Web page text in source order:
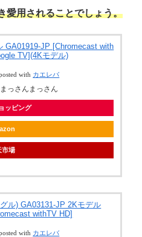
愛用されることでしょう。
GA01919-JP [Chromecast with
TV](4Kモデル)
with カエレバ
まっさんまっさん
ッピング
市場
ル) GA03131-JP 2Kモデル
withTV HD]
with カエレバ